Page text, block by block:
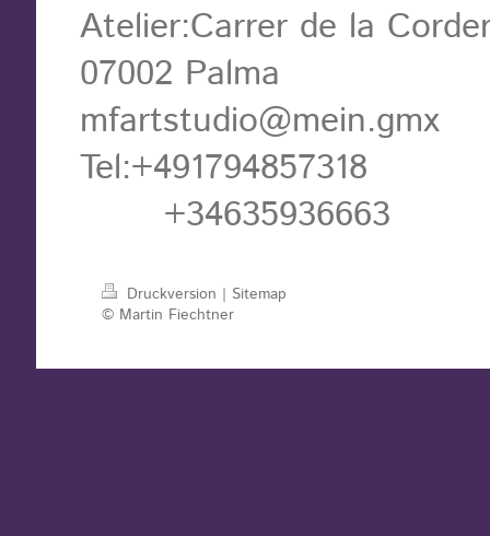
Atelier:Carrer de la
07002 Palma
mfartstudio@mein.gmx
Tel:+491794857318
+34635936663
Druckversion | Sitemap
© Martin Fiechtner